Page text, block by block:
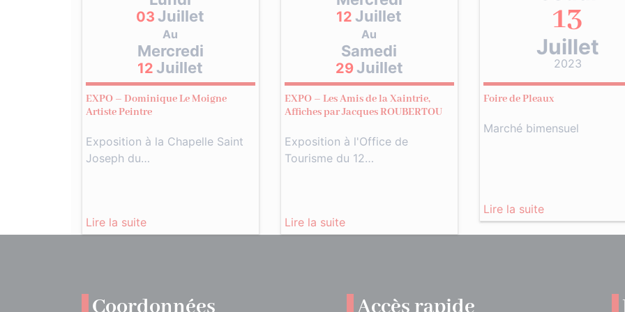
03 Juillet
Au
Mercredi
12 Juillet
EXPO – Dominique Le Moigne
Artiste Peintre
Exposition à la Chapelle Saint
Joseph du…
Lire la suite
12 Juillet
Au
Samedi
29 Juillet
EXPO – Les Amis de la Xaintrie,
Affiches par Jacques ROUBERTOU
Exposition à l'Office de
Tourisme du 12…
Lire la suite
13
Juillet
2023
Foire de Pleaux
Marché bimensuel
Lire la suite